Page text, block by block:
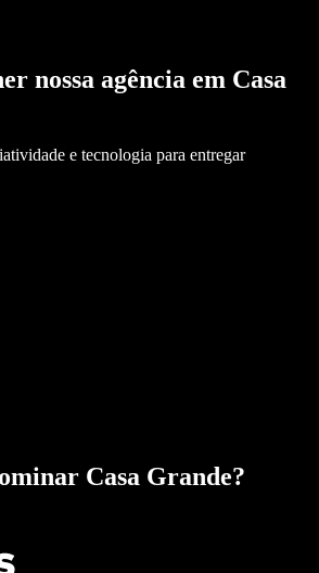
nossa agência em Casa
e tecnologia para entregar
Casa Grande?